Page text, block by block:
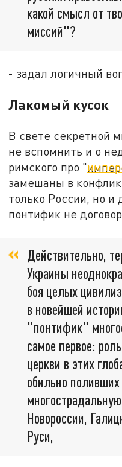
какой смысл от
миссий"?
- задал логичный
Лакомый кусок
В свете секретной
не вспомнить и о
римского про "
замешаны в
только России, но и
понтифик не
Действительно,
Украины
боя целых
в новейшей
"понтифик"
самое первое:
церкви в этих
обильно
Новороссии,
Руси,